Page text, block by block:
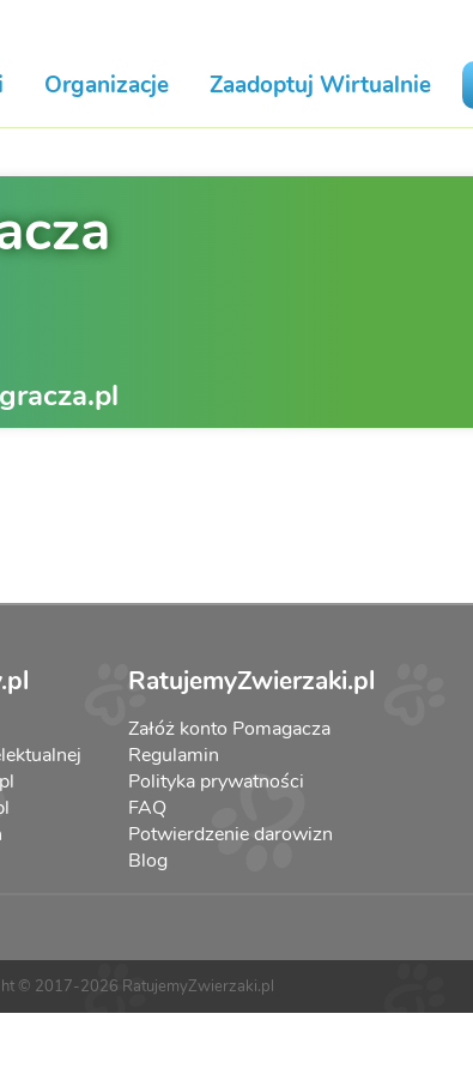
Organizacje Zaadoptuj Wirtualnie
RatujemyZwierzaki.pl
Załóż konto Pomagacza
Regulamin
Polityka prywatności
FAQ
Potwierdzenie darowizn
Blog
© 2017-2026 RatujemyZwierzaki.pl